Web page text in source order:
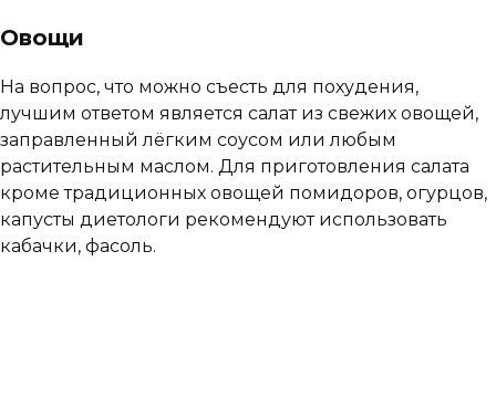
Овощи
На вопрос, что можно съесть для похудения,
лучшим ответом является салат из свежих овощей,
заправленный лёгким соусом или любым
растительным маслом. Для приготовления салата
кроме традиционных овощей помидоров, огурцов,
капусты диетологи рекомендуют использовать
кабачки, фасоль.